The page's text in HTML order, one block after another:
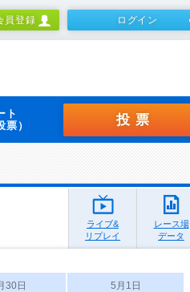
員登録 ログイン
ト
票）
投票
ライブ&
リプレイ
レース場
データ
30日 5月1日